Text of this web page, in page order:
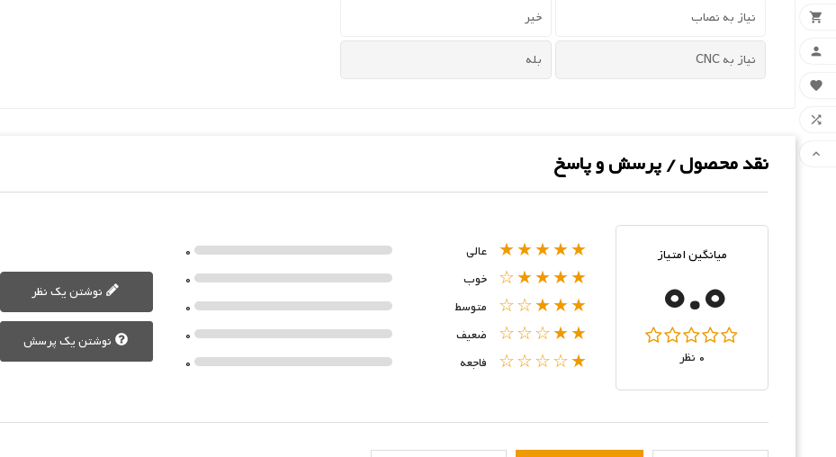
نیاز به نصاب خیر
نیاز به CNC بله
نقد محصول / پرسش و پاسخ
میانگین امتیاز
0.0
0 نظر
★★★★★ عالی 0
★★★★☆ خوب 0
★★★☆☆ متوسط 0
★★☆☆☆ ضعیف 0
★☆☆☆☆ فاجعه 0
نوشتن یک نظر
نوشتن یک پرسش




